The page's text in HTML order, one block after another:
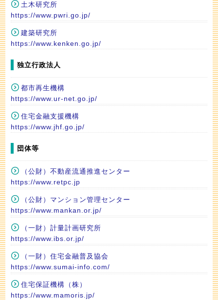
土木研究所
https://www.pwri.go.jp/
建築研究所
https://www.kenken.go.jp/
独立行政法人
都市再生機構
https://www.ur-net.go.jp/
住宅金融支援機構
https://www.jhf.go.jp/
団体等
（公財）不動産流通推進センター
https://www.retpc.jp
（公財）マンション管理センター
https://www.mankan.or.jp/
（一財）計量計画研究所
https://www.ibs.or.jp/
（一財）住宅金融普及協会
https://www.sumai-info.com/
住宅保証機構（株）
https://www.mamoris.jp/